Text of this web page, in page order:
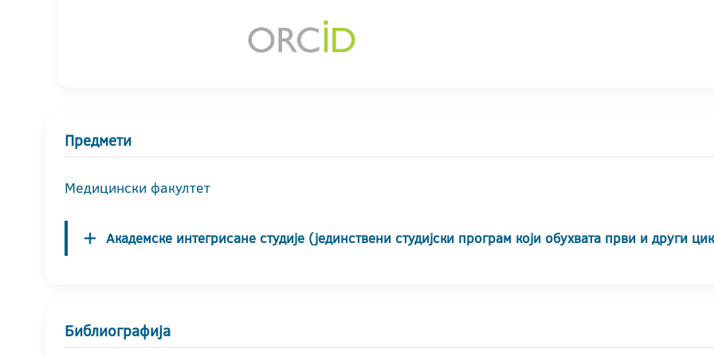
Предмети
Медицински факултет
Академске интегрисане студије (јединствени студијски програм који обухвата први и други
Библиографија